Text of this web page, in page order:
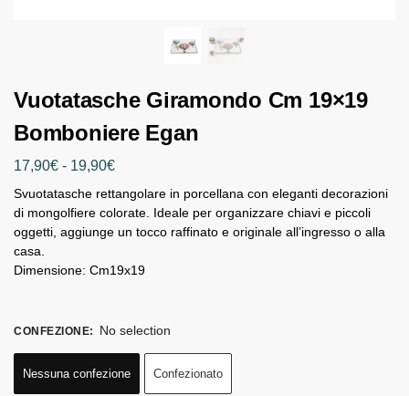
Vuotatasche Giramondo Cm 19×19
Bomboniere Egan
17,90€ - 19,90€
Svuotatasche rettangolare in porcellana con eleganti decorazioni
di mongolfiere colorate. Ideale per organizzare chiavi e piccoli
oggetti, aggiunge un tocco raffinato e originale all’ingresso o alla
casa.
Dimensione: Cm19x19
CONFEZIONE: No selection
Nessuna confezione Confezionato